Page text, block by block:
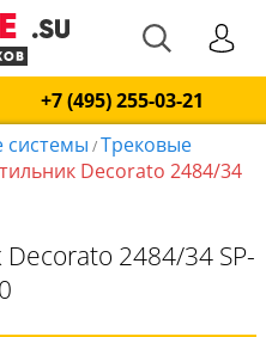
+7 (495) 255-03-21
системы /Трековые
Decorato 2484/34
2484/34 SP-